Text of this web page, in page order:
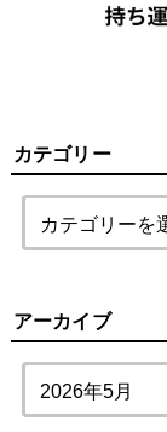
カテゴリー
アーカイブ